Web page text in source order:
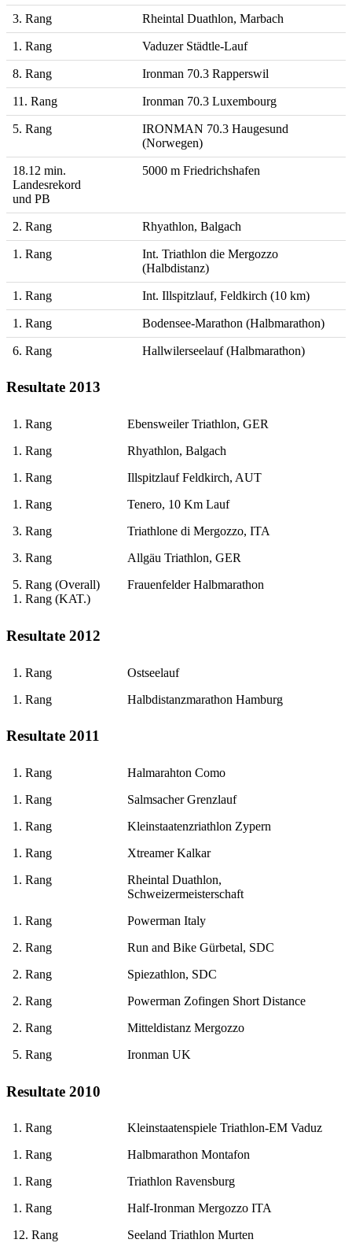
3. Rang Rheintal Duathlon, Marbach
1. Rang Vaduzer Städtle-Lauf
8. Rang Ironman 70.3 Rapperswil
11. Rang Ironman 70.3 Luxembourg
5. Rang
IRONMAN 70.3 Haugesund
(Norwegen)
18.12 min.
Landesrekord
und PB
5000 m Friedrichshafen
2. Rang Rhyathlon, Balgach
1. Rang
Int. Triathlon die Mergozzo
(Halbdistanz)
1. Rang Int. Illspitzlauf, Feldkirch (10 km)
1. Rang Bodensee-Marathon (Halbmarathon)
6. Rang Hallwilerseelauf (Halbmarathon)
Resultate 2013
1. Rang
Ebensweiler Triathlon, GER
1. Rang
Rhyathlon, Balgach
1. Rang
Illspitzlauf Feldkirch, AUT
1. Rang
Tenero, 10 Km Lauf
3. Rang
Triathlone di Mergozzo, ITA
3. Rang
Allgäu Triathlon, GER
5. Rang (Overall)
1. Rang (KAT.)
Frauenfelder Halbmarathon
Resultate 2012
1. Rang
Ostseelauf
1. Rang
Halbdistanzmarathon Hamburg
Resultate 2011
1. Rang
Halmarahton Como
1. Rang
Salmsacher Grenzlauf
1. Rang
Kleinstaatenzriathlon Zypern
1. Rang
Xtreamer Kalkar
1. Rang
Rheintal Duathlon,
Schweizermeisterschaft
1. Rang
Powerman Italy
2. Rang
Run and Bike Gürbetal, SDC
2. Rang
Spiezathlon, SDC
2. Rang
Powerman Zofingen Short Distance
2. Rang
Mitteldistanz Mergozzo
5. Rang
Ironman UK
Resultate 2010
1. Rang
Kleinstaatenspiele Triathlon-EM Vaduz
1. Rang
Halbmarathon Montafon
1. Rang
Triathlon Ravensburg
1. Rang
Half-Ironman Mergozzo ITA
12. Rang
Seeland Triathlon Murten